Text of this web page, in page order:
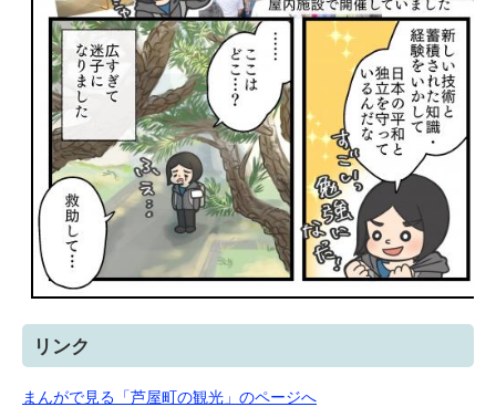
リンク
まんがで見る「芦屋町の観光」のページへ